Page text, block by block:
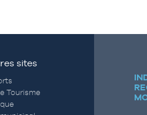
sites
Tourisme